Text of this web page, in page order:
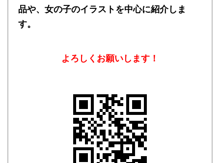
品や、女の子のイラストを中心に紹介しま
す。
よろしくお願いします！